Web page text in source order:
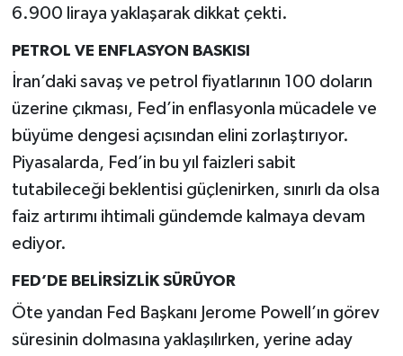
6.900 liraya yaklaşarak dikkat çekti.
PETROL VE ENFLASYON BASKISI
İran’daki savaş ve petrol fiyatlarının 100 doların
üzerine çıkması, Fed’in enflasyonla mücadele ve
büyüme dengesi açısından elini zorlaştırıyor.
Piyasalarda, Fed’in bu yıl faizleri sabit
tutabileceği beklentisi güçlenirken, sınırlı da olsa
faiz artırımı ihtimali gündemde kalmaya devam
ediyor.
FED’DE BELİRSİZLİK SÜRÜYOR
Öte yandan Fed Başkanı Jerome Powell’ın görev
süresinin dolmasına yaklaşılırken, yerine aday